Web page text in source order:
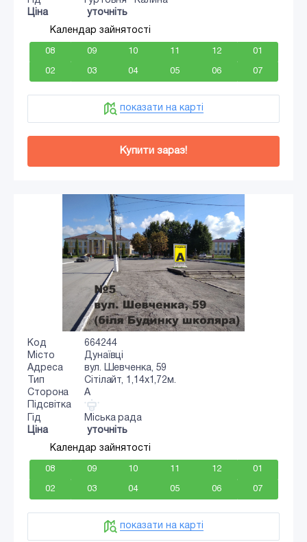
Ціна
уточніть
Календар зайнятості
08 09 10 11 12 01
02 03 04 05 06 07
показати на карті
Купити зараз!
Код
664244
Місто
Дунаївці
Адреса
вул. Шевченка, 59
Тип
Сiтiлайт, 1,14х1,72м.
Сторона
A
Підсвітка
Гід
Міська рада
Ціна
уточніть
Календар зайнятості
08 09 10 11 12 01
02 03 04 05 06 07
показати на карті